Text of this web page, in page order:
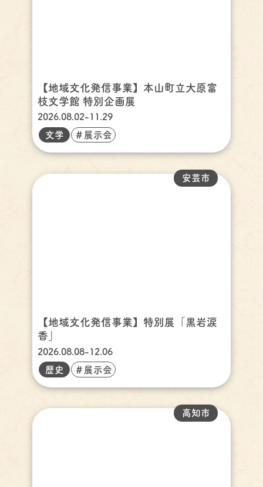
【地域文化発信事業】本山町立大原富
枝文学館 特別企画展
2026.08.02-11.29
文学
＃展示会
【地域文化発信事業】特別展「黒岩涙
香」
安芸市
2026.08.08-12.06
歴史
＃展示会
高知市